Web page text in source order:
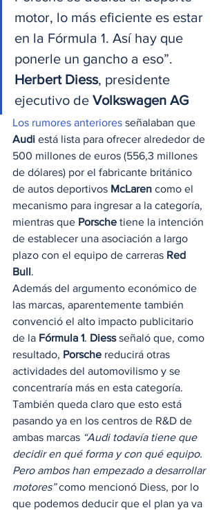
motor, lo más eficiente es estar
en la Fórmula 1. Así hay que
ponerle un gancho a eso”.
Herbert Diess, presidente
ejecutivo de Volkswagen AG
Los rumores anteriores señalaban que
Audi está lista para ofrecer alrededor de
500 millones de euros (556,3 millones
de dólares) por el fabricante británico
de autos deportivos McLaren como el
mecanismo para ingresar a la categoría,
mientras que Porsche tiene la intención
de establecer una asociación a largo
plazo con el equipo de carreras Red
Bull.
Además del argumento económico de
las marcas, aparentemente también
convenció el alto impacto publicitario
de la Fórmula 1. Diess señaló que, como
resultado, Porsche reducirá otras
actividades del automovilismo y se
concentraría más en esta categoría.
También queda claro que esto está
pasando ya en los centros de R&D de
ambas marcas “Audi todavía tiene que
decidir en qué forma y con qué equipo.
Pero ambos han empezado a desarrollar
motores” como mencionó Diess, por lo
que podemos deducir que el plan ya va